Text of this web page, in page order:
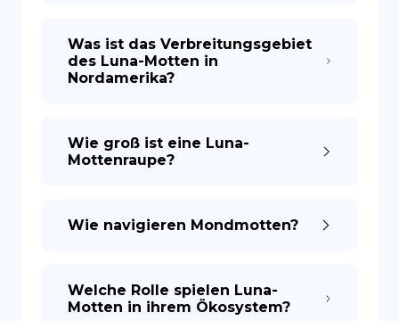
Was ist das Verbreitungsgebiet
des Luna-Motten in
Nordamerika?
Wie groß ist eine Luna-
Mottenraupe?
Wie navigieren Mondmotten?
Welche Rolle spielen Luna-
Motten in ihrem Ökosystem?